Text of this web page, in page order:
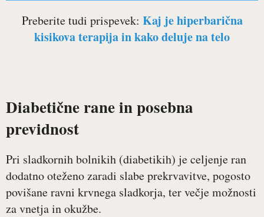
Preberite tudi prispevek: Kaj je hiperbarična
kisikova terapija in kako deluje na telo
Diabetične rane in posebna
previdnost
Pri sladkornih bolnikih (diabetikih) je celjenje ran
dodatno oteženo zaradi slabe prekrvavitve, pogosto
povišane ravni krvnega sladkorja, ter večje možnosti
za vnetja in okužbe.